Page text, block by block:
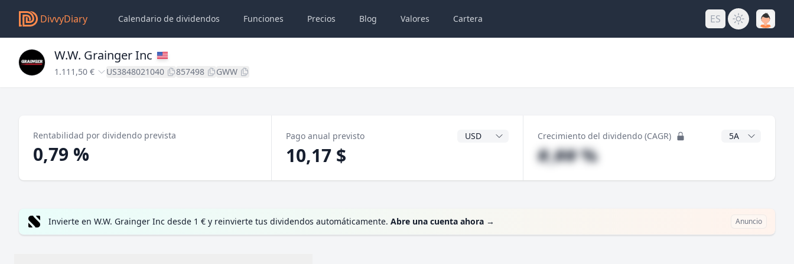
DivvyDiary Calendario de dividendos Funciones Precios Blog Valores Cartera ES
W.W. Grainger Inc
1.111,50 € US3848021040 857498 GWW
Rentabilidad por dividendo prevista
0,79 %
Pago anual previsto Divisa del dividendo
10,17 $
Crecimiento del dividendo (CAGR) Años CAGR
#,## %
Invierte en W.W. Grainger Inc desde 1 € y reinvierte tus dividendos automáticamente. Abre una cuenta ahora → Anuncio